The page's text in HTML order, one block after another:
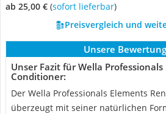
ab 25,00 € ( Sofort lieferbar)
Preisvergleich und
Unsere
Unser Fazit für Wella
Conditioner:
Der Wella Professionals Elements
überzeugt mit seiner natürlichen